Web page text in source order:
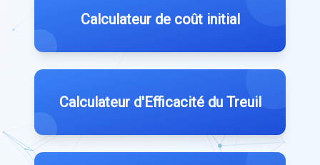
Calculateur de coût initial
Calculateur d'Efficacité du Treuil